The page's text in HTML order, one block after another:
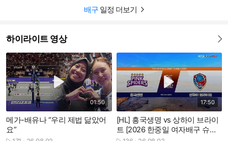
배구 일정 더보기
하이라이트 영상
01:50
메가-배유나 “우리 제법 닮았어
요”
17:50
[HL] 흥국생명 vs 상하이 브라이
트 [2026 한중일 여자배구 슈퍼